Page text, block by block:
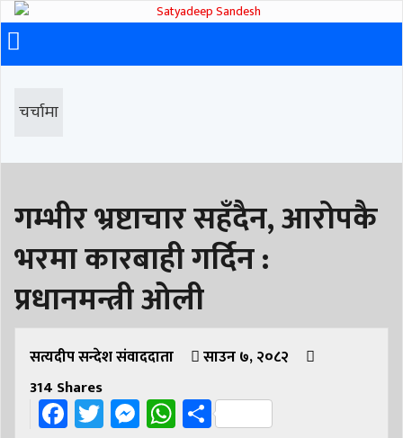
चर्चामा
गम्भीर भ्रष्टाचार सहँदैन, आरोपकै
भरमा कारबाही गर्दिन :
प्रधानमन्त्री ओली
सत्यदीप सन्देश संवाददाता
साउन ७, २०८२
314 Shares
Facebook
Twitter
Messenger
WhatsApp
Share